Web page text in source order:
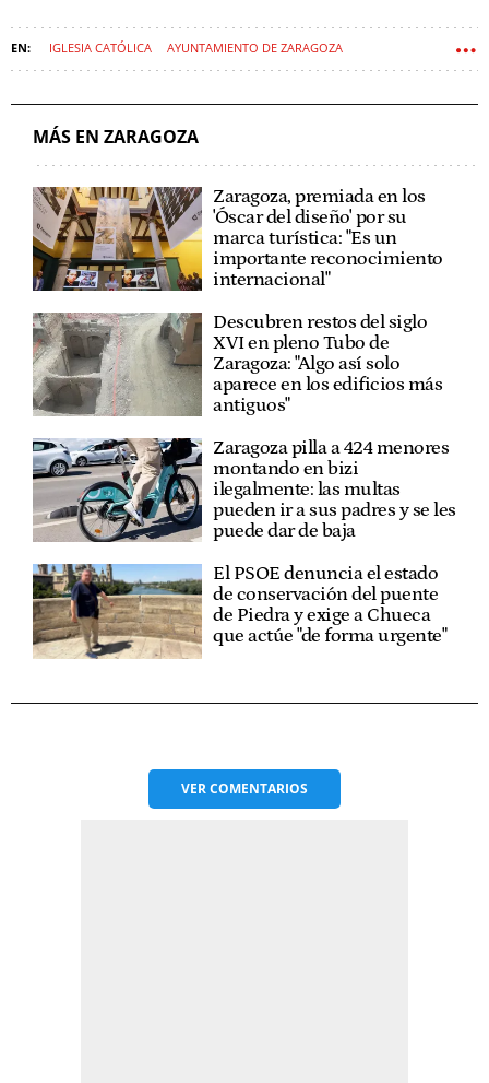
IGLESIA CATÓLICA AYUNTAMIENTO DE ZARAGOZA
MÁS EN ZARAGOZA
Zaragoza, premiada en los
'Óscar del diseño' por su
marca turística: "Es un
importante reconocimiento
internacional"
Descubren restos del siglo
XVI en pleno Tubo de
Zaragoza: "Algo así solo
aparece en los edificios más
antiguos"
Zaragoza pilla a 424 menores
montando en bizi
ilegalmente: las multas
pueden ir a sus padres y se les
puede dar de baja
El PSOE denuncia el estado
de conservación del puente
de Piedra y exige a Chueca
que actúe "de forma urgente"
VERCOMENTARIOS